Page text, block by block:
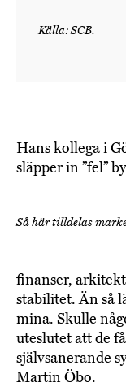
Källa: SCB.
Hans kollega i
släpper in ”fel”
Så här tilldelas
finanser,
stabilitet. Än så
mina. Skulle
uteslutet att de
självsanerande
Martin Öbo.